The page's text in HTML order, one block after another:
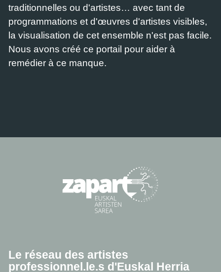
traditionnelles ou d'artistes… avec tant de
programmations et d'œuvres d'artistes visibles,
la visualisation de cet ensemble n'est pas facile.
Nous avons créé ce portail pour aider à
remédier à ce manque.
Le réseau des artistes
professionnel.le.s d'Euskal Herria